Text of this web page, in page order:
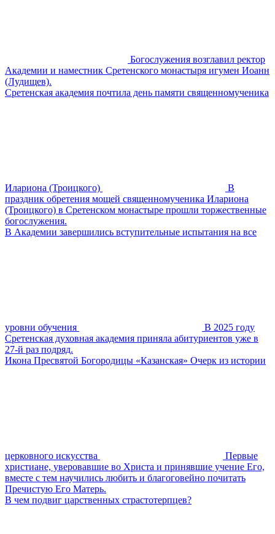
Богослужения возглавил ректор
Академии и наместник Сретенского монастыря игумен Иоанн
(Лудищев).
Сретенская академия почтила день памяти священномученика
Илариона (Троицкого)
В
праздник обретения мощей священномученика Илариона
(Троицкого) в Сретенском монастыре прошли торжественные
богослужения.
В Академии завершились вступительные испытания на все
уровни обучения
В 2025 году
Сретенская духовная академия приняла абитуриентов уже в
27-й раз подряд.
Икона Пресвятой Богородицы «Казанская» Очерк из истории
церковного искусства
Первые
христиане, уверовавшие во Христа и принявшие учение Его,
вместе с тем научились любить и благоговейно почитать
Пречистую Его Матерь.
В чем подвиг царственных страстотерпцев?